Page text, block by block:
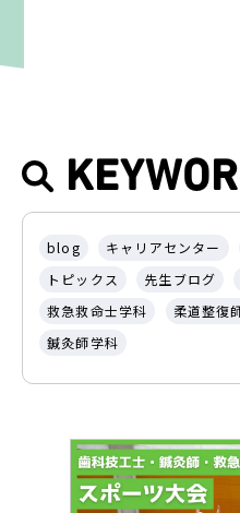
blog キャリアセンター
トピックス
先生ブログ
救急救命士学科
柔道整復
鍼灸師学科